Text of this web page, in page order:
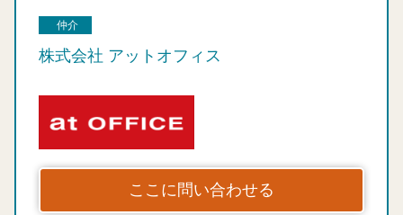
仲介
株式会社 アットオフィス
ここに問い合わせる